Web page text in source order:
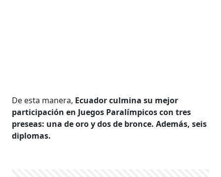
De esta manera, Ecuador culmina su mejor
participación en Juegos Paralímpicos con tres
preseas: una de oro y dos de bronce. Además, seis
diplomas.